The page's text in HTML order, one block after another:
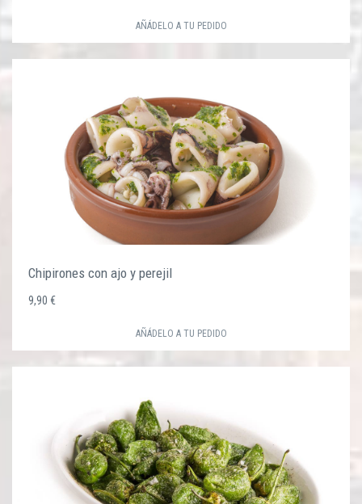
AÑÁDELO A TU PEDIDO
Chipirones con ajo y perejil
9,90 €
AÑÁDELO A TU PEDIDO